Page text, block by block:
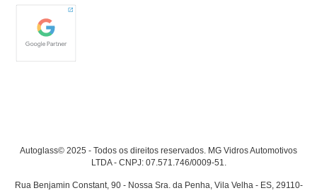
Autoglass© 2025 - Todos os direitos reservados. MG Vidros Automotivos
LTDA - CNPJ: 07.571.746/0009-51.
Rua Benjamin Constant, 90 - Nossa Sra. da Penha, Vila Velha - ES, 29110-